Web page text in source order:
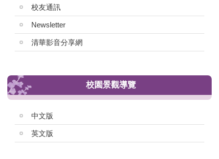
校友通訊
Newsletter
清華影音分享網
校園景觀導覽
中文版
英文版